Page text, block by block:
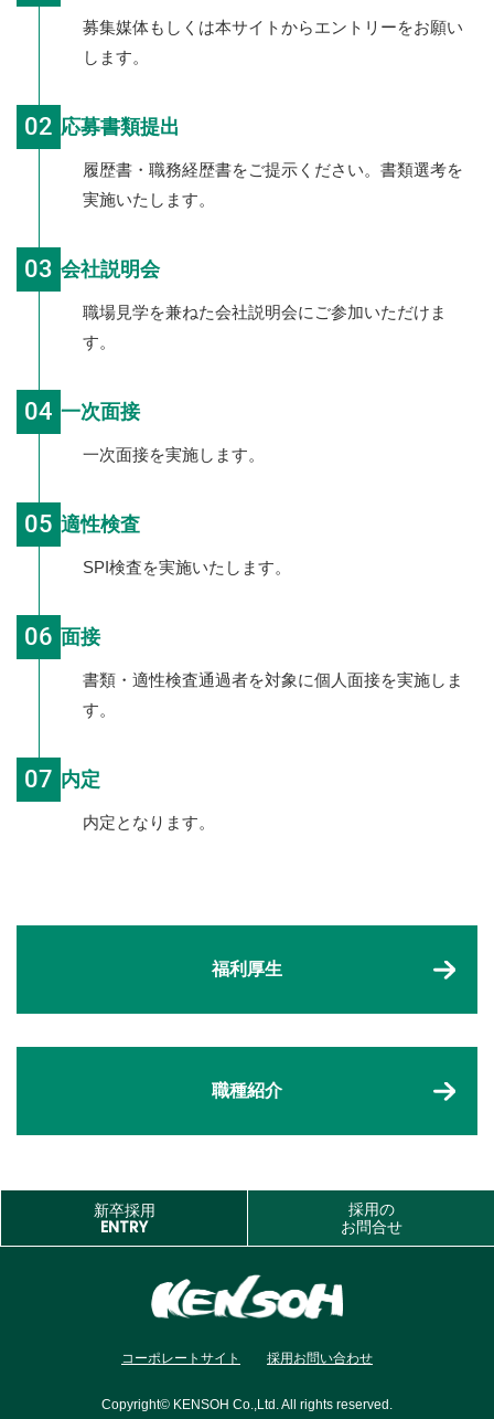
新卒採用
ENTRY
採用の
お問合せ
募集媒体もしくは本サイトからエントリーをお願い
します。
02 応募書類提出
履歴書・職務経歴書をご提示ください。書類選考を
実施いたします。
03 会社説明会
職場見学を兼ねた会社説明会にご参加いただけま
す。
04 一次面接
一次面接を実施します。
05 適性検査
SPI検査を実施いたします。
06 面接
書類・適性検査通過者を対象に個人面接を実施しま
す。
07 内定
内定となります。
福利厚生
職種紹介
コーポレートサイト 採用お問い合わせ
Copyright© KENSOH Co.,Ltd. All rights reserved.